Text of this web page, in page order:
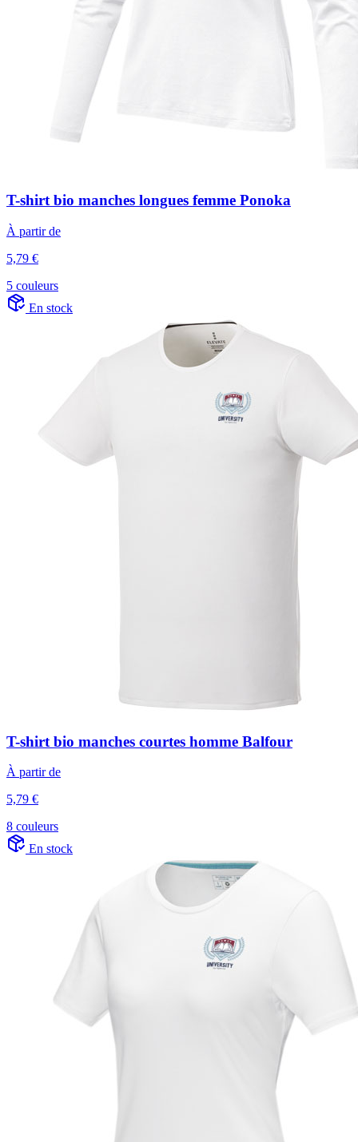
T-shirt bio manches longues femme Ponoka
À partir de
5,79 €
5 couleurs
En stock
T-shirt bio manches courtes homme Balfour
À partir de
5,79 €
8 couleurs
En stock